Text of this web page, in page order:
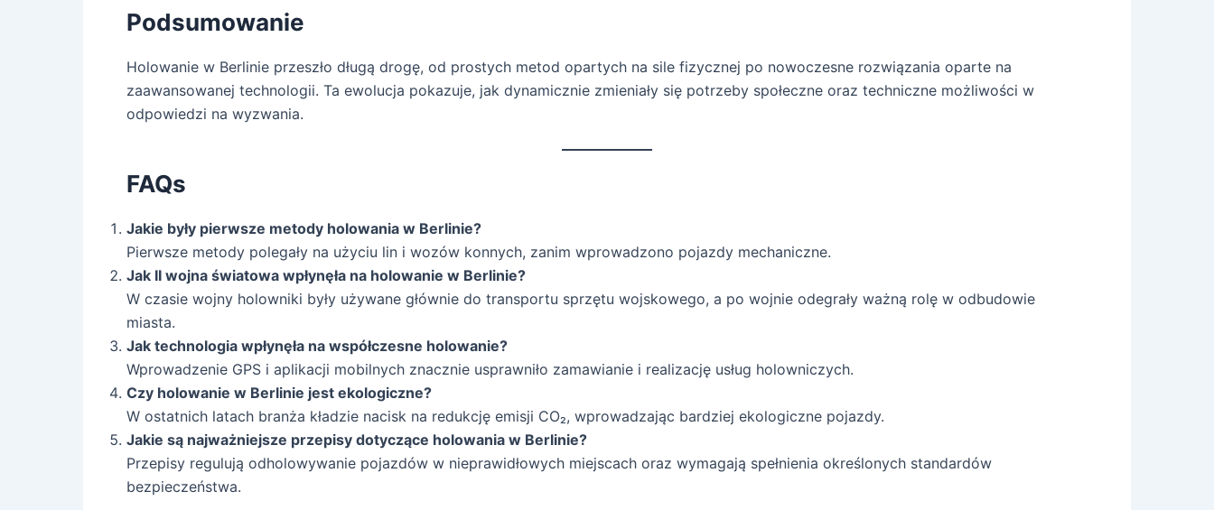
Podsumowanie
Holowanie w Berlinie przeszło długą drogę, od prostych metod opartych na sile fizycznej po nowoczesne rozwiązania oparte na
zaawansowanej technologii. Ta ewolucja pokazuje, jak dynamicznie zmieniały się potrzeby społeczne oraz techniczne możliwości w
odpowiedzi na wyzwania.
FAQs
Jakie były pierwsze metody holowania w Berlinie?
Pierwsze metody polegały na użyciu lin i wozów konnych, zanim wprowadzono pojazdy mechaniczne.
Jak II wojna światowa wpłynęła na holowanie w Berlinie?
W czasie wojny holowniki były używane głównie do transportu sprzętu wojskowego, a po wojnie odegrały ważną rolę w odbudowie
miasta.
Jak technologia wpłynęła na współczesne holowanie?
Wprowadzenie GPS i aplikacji mobilnych znacznie usprawniło zamawianie i realizację usług holowniczych.
Czy holowanie w Berlinie jest ekologiczne?
W ostatnich latach branża kładzie nacisk na redukcję emisji CO₂, wprowadzając bardziej ekologiczne pojazdy.
Jakie są najważniejsze przepisy dotyczące holowania w Berlinie?
Przepisy regulują odholowywanie pojazdów w nieprawidłowych miejscach oraz wymagają spełnienia określonych standardów
bezpieczeństwa.